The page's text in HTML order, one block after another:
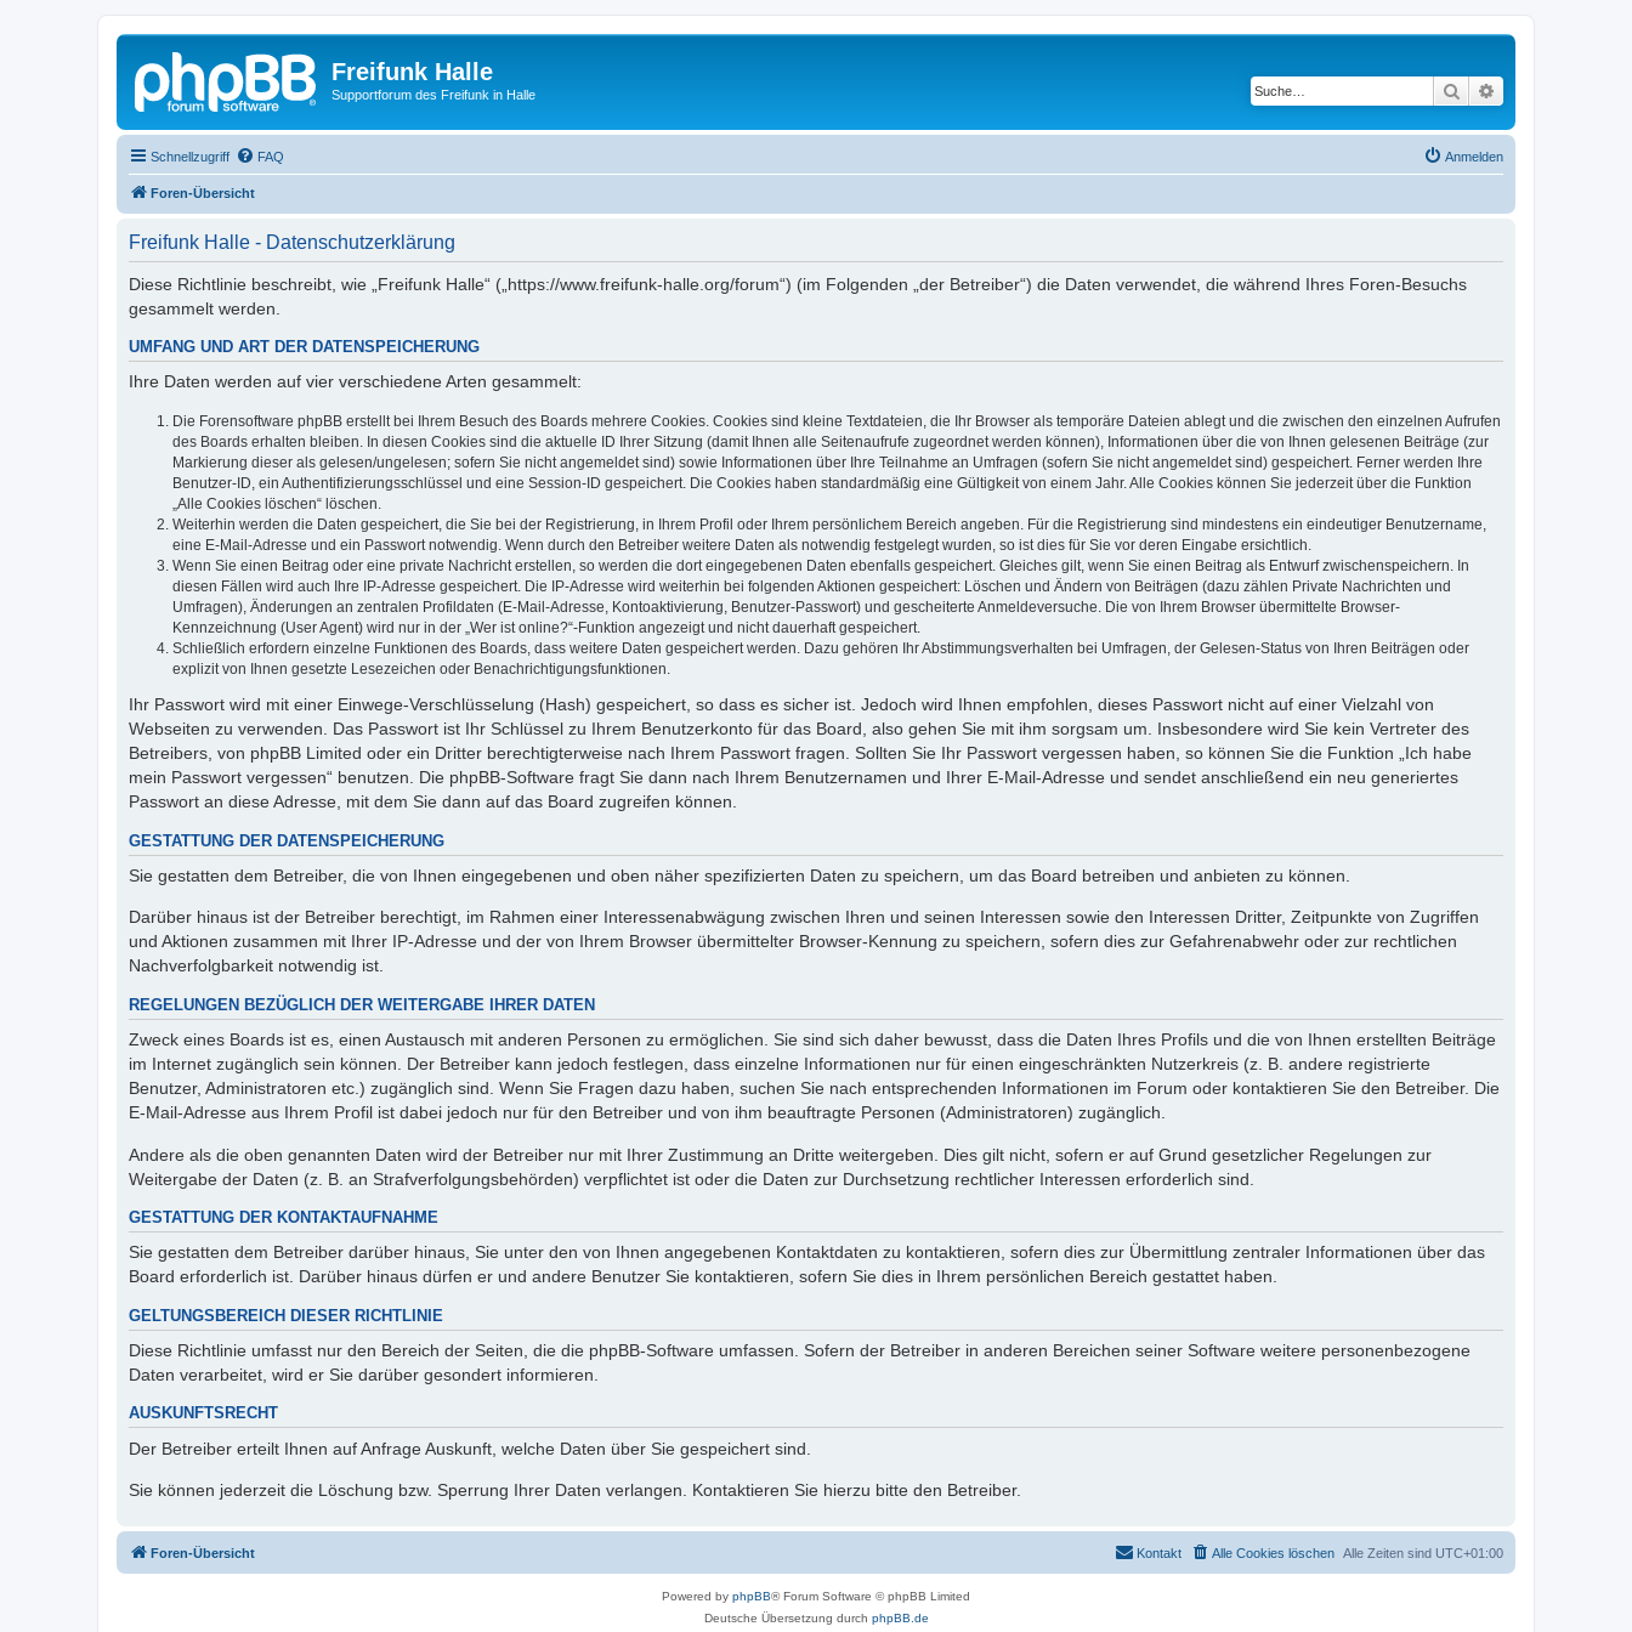
Freifunk Halle
Supportforum des Freifunk in Halle Suche
Schnellzugriff FAQ Anmelden
Foren-Übersicht
Freifunk Halle - Datenschutzerklärung
Diese Richtlinie beschreibt, wie „Freifunk Halle“ („https://www.freifunk-halle.org/forum“) (im Folgenden „der Betreiber“) die Daten verwendet, die während Ihres Foren-Besuchs
gesammelt werden.
UMFANG UND ART DER DATENSPEICHERUNG
Ihre Daten werden auf vier verschiedene Arten gesammelt:
Die Forensoftware phpBB erstellt bei Ihrem Besuch des Boards mehrere Cookies. Cookies sind kleine Textdateien, die Ihr Browser als temporäre Dateien ablegt und die zwischen den einzelnen Aufrufen
des Boards erhalten bleiben. In diesen Cookies sind die aktuelle ID Ihrer Sitzung (damit Ihnen alle Seitenaufrufe zugeordnet werden können), Informationen über die von Ihnen gelesenen Beiträge (zur
Markierung dieser als gelesen/ungelesen; sofern Sie nicht angemeldet sind) sowie Informationen über Ihre Teilnahme an Umfragen (sofern Sie nicht angemeldet sind) gespeichert. Ferner werden Ihre
Benutzer-ID, ein Authentifizierungsschlüssel und eine Session-ID gespeichert. Die Cookies haben standardmäßig eine Gültigkeit von einem Jahr. Alle Cookies können Sie jederzeit über die Funktion
„Alle Cookies löschen“ löschen.
Weiterhin werden die Daten gespeichert, die Sie bei der Registrierung, in Ihrem Profil oder Ihrem persönlichem Bereich angeben. Für die Registrierung sind mindestens ein eindeutiger Benutzername,
eine E-Mail-Adresse und ein Passwort notwendig. Wenn durch den Betreiber weitere Daten als notwendig festgelegt wurden, so ist dies für Sie vor deren Eingabe ersichtlich.
Wenn Sie einen Beitrag oder eine private Nachricht erstellen, so werden die dort eingegebenen Daten ebenfalls gespeichert. Gleiches gilt, wenn Sie einen Beitrag als Entwurf zwischenspeichern. In
diesen Fällen wird auch Ihre IP-Adresse gespeichert. Die IP-Adresse wird weiterhin bei folgenden Aktionen gespeichert: Löschen und Ändern von Beiträgen (dazu zählen Private Nachrichten und
Umfragen), Änderungen an zentralen Profildaten (E-Mail-Adresse, Kontoaktivierung, Benutzer-Passwort) und gescheiterte Anmeldeversuche. Die von Ihrem Browser übermittelte Browser-
Kennzeichnung (User Agent) wird nur in der „Wer ist online?“-Funktion angezeigt und nicht dauerhaft gespeichert.
Schließlich erfordern einzelne Funktionen des Boards, dass weitere Daten gespeichert werden. Dazu gehören Ihr Abstimmungsverhalten bei Umfragen, der Gelesen-Status von Ihren Beiträgen oder
explizit von Ihnen gesetzte Lesezeichen oder Benachrichtigungsfunktionen.
Ihr Passwort wird mit einer Einwege-Verschlüsselung (Hash) gespeichert, so dass es sicher ist. Jedoch wird Ihnen empfohlen, dieses Passwort nicht auf einer Vielzahl von
Webseiten zu verwenden. Das Passwort ist Ihr Schlüssel zu Ihrem Benutzerkonto für das Board, also gehen Sie mit ihm sorgsam um. Insbesondere wird Sie kein Vertreter des
Betreibers, von phpBB Limited oder ein Dritter berechtigterweise nach Ihrem Passwort fragen. Sollten Sie Ihr Passwort vergessen haben, so können Sie die Funktion „Ich habe
mein Passwort vergessen“ benutzen. Die phpBB-Software fragt Sie dann nach Ihrem Benutzernamen und Ihrer E-Mail-Adresse und sendet anschließend ein neu generiertes
Passwort an diese Adresse, mit dem Sie dann auf das Board zugreifen können.
GESTATTUNG DER DATENSPEICHERUNG
Sie gestatten dem Betreiber, die von Ihnen eingegebenen und oben näher spezifizierten Daten zu speichern, um das Board betreiben und anbieten zu können.
Darüber hinaus ist der Betreiber berechtigt, im Rahmen einer Interessenabwägung zwischen Ihren und seinen Interessen sowie den Interessen Dritter, Zeitpunkte von Zugriffen
und Aktionen zusammen mit Ihrer IP-Adresse und der von Ihrem Browser übermittelter Browser-Kennung zu speichern, sofern dies zur Gefahrenabwehr oder zur rechtlichen
Nachverfolgbarkeit notwendig ist.
REGELUNGEN BEZÜGLICH DER WEITERGABE IHRER DATEN
Zweck eines Boards ist es, einen Austausch mit anderen Personen zu ermöglichen. Sie sind sich daher bewusst, dass die Daten Ihres Profils und die von Ihnen erstellten Beiträge
im Internet zugänglich sein können. Der Betreiber kann jedoch festlegen, dass einzelne Informationen nur für einen eingeschränkten Nutzerkreis (z. B. andere registrierte
Benutzer, Administratoren etc.) zugänglich sind. Wenn Sie Fragen dazu haben, suchen Sie nach entsprechenden Informationen im Forum oder kontaktieren Sie den Betreiber. Die
E-Mail-Adresse aus Ihrem Profil ist dabei jedoch nur für den Betreiber und von ihm beauftragte Personen (Administratoren) zugänglich.
Andere als die oben genannten Daten wird der Betreiber nur mit Ihrer Zustimmung an Dritte weitergeben. Dies gilt nicht, sofern er auf Grund gesetzlicher Regelungen zur
Weitergabe der Daten (z. B. an Strafverfolgungsbehörden) verpflichtet ist oder die Daten zur Durchsetzung rechtlicher Interessen erforderlich sind.
GESTATTUNG DER KONTAKTAUFNAHME
Sie gestatten dem Betreiber darüber hinaus, Sie unter den von Ihnen angegebenen Kontaktdaten zu kontaktieren, sofern dies zur Übermittlung zentraler Informationen über das
Board erforderlich ist. Darüber hinaus dürfen er und andere Benutzer Sie kontaktieren, sofern Sie dies in Ihrem persönlichen Bereich gestattet haben.
GELTUNGSBEREICH DIESER RICHTLINIE
Diese Richtlinie umfasst nur den Bereich der Seiten, die die phpBB-Software umfassen. Sofern der Betreiber in anderen Bereichen seiner Software weitere personenbezogene
Daten verarbeitet, wird er Sie darüber gesondert informieren.
AUSKUNFTSRECHT
Der Betreiber erteilt Ihnen auf Anfrage Auskunft, welche Daten über Sie gespeichert sind.
Sie können jederzeit die Löschung bzw. Sperrung Ihrer Daten verlangen. Kontaktieren Sie hierzu bitte den Betreiber.
Foren-Übersicht Alle Zeiten sind UTC+01:00
Alle Cookies löschen
Kontakt
Powered by phpBB® Forum Software © phpBB Limited
Deutsche Übersetzung durch phpBB.de